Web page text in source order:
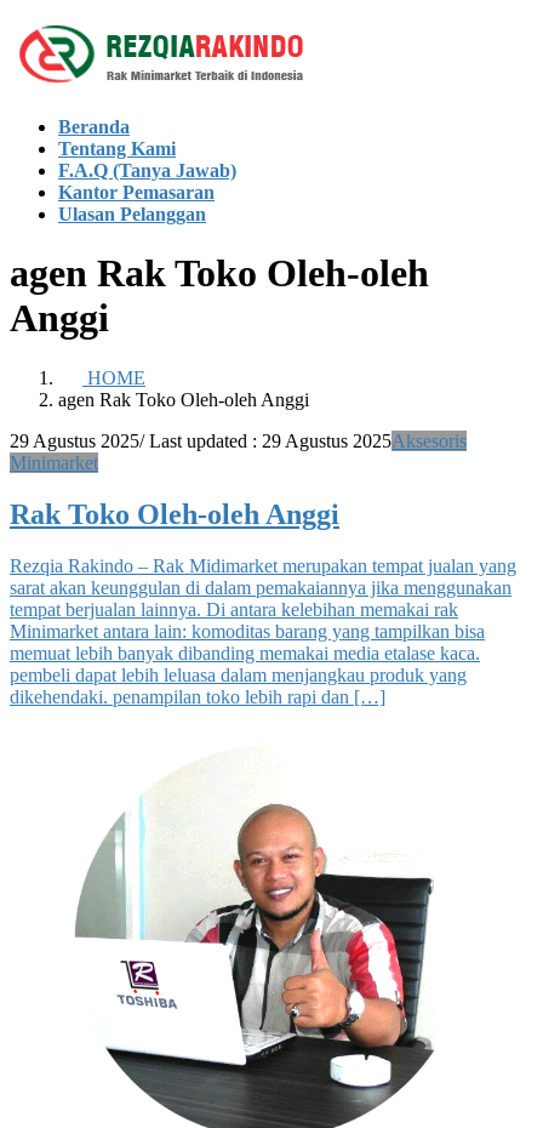
Skip
to
the
Skip
to
the
Beranda
Tentang Kami
F.A.Q (Tanya Jawab)
Kantor Pemasaran
Ulasan Pelanggan
agen Rak Toko Oleh-oleh
Anggi
HOME
agen Rak Toko Oleh-oleh Anggi
29 Agustus 2025/ Last updated : 29 Agustus 2025Aksesoris
Minimarket
Rak Toko Oleh-oleh Anggi
Rezqia Rakindo – Rak Midimarket merupakan tempat jualan yang
sarat akan keunggulan di dalam pemakaiannya jika menggunakan
tempat berjualan lainnya. Di antara kelebihan memakai rak
Minimarket antara lain: komoditas barang yang tampilkan bisa
memuat lebih banyak dibanding memakai media etalase kaca.
pembeli dapat lebih leluasa dalam menjangkau produk yang
dikehendaki. penampilan toko lebih rapi dan […]